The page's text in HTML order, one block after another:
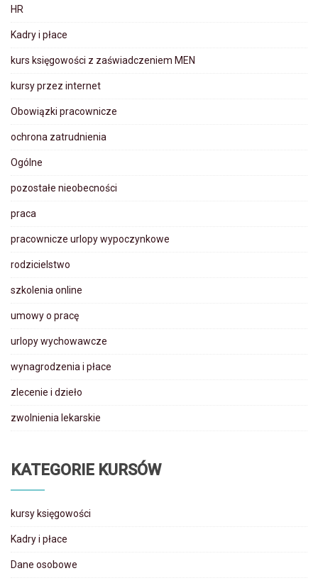
HR
Kadry i płace
kurs księgowości z zaświadczeniem MEN
kursy przez internet
Obowiązki pracownicze
ochrona zatrudnienia
Ogólne
pozostałe nieobecności
praca
pracownicze urlopy wypoczynkowe
rodzicielstwo
szkolenia online
umowy o pracę
urlopy wychowawcze
wynagrodzenia i płace
zlecenie i dzieło
zwolnienia lekarskie
KATEGORIE KURSÓW
kursy księgowości
Kadry i płace
Dane osobowe